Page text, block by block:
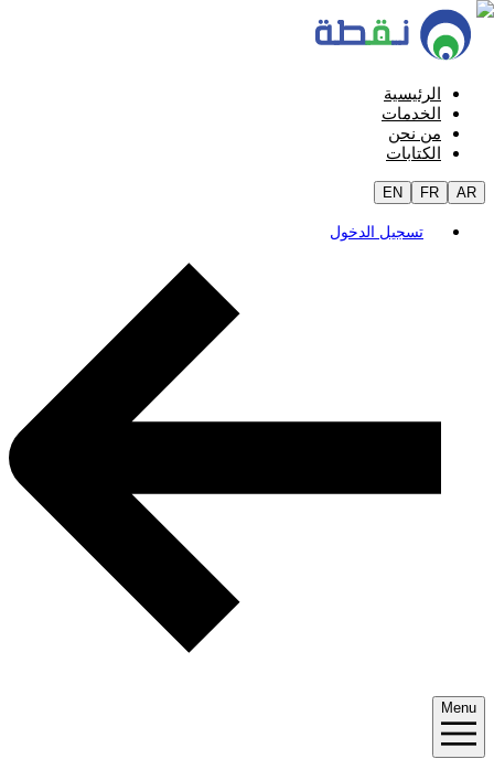
الرئيسية
الخدمات
من نحن
الكتابات
EN FR AR
تسجيل الدخول
Menu